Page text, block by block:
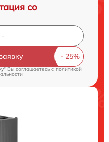
со
Вы соглашаетесь cполитикой